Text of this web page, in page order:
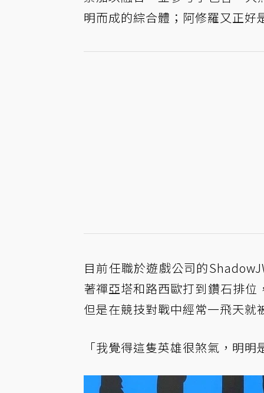
明而成的綜合體；阿修羅又正
目前任職於遊戲公司的
著禪亞塔和路西歐打到鑽石排
但是在競技對戰中經常一飛天
「我覺得這隻英雄很煞氣，明